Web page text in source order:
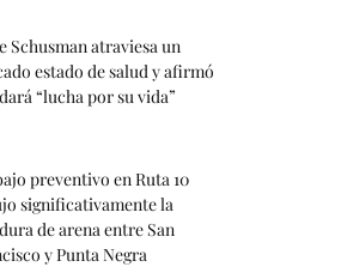
Schusman atraviesa un
estado de salud y afirmó
“lucha por su vida”
preventivo en Ruta 10
significativamente la
de arena entre San
y Punta Negra